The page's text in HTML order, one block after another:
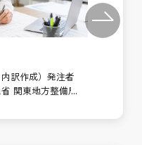
訳作成）発注者
関東地方整備局
Next